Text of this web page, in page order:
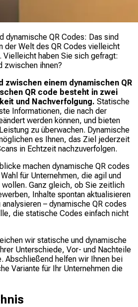
dynamische QR Codes: Das sind
der Welt des QR Codes vielleicht
Vielleicht haben Sie sich gefragt:
zwischen ihnen?
zwischen einem dynamischen QR
QR code besteht in zwei
und Nachverfolgung. Statische
Informationen, die nach der
werden können, und bieten
zu überwachen. Dynamische
es Ihnen, das Ziel jederzeit
in Echtzeit nachzuverfolgen.
machen dynamische QR codes
für Unternehmen, die agil und
Ganz gleich, ob Sie zeitlich
Inhalte spontan aktualisieren
– dynamische QR codes
die statische Codes einfach nicht
wir statische und dynamische
Unterschiede, Vor- und Nachteile
Abschließend helfen wir Ihnen bei
Variante für Ihr Unternehmen die